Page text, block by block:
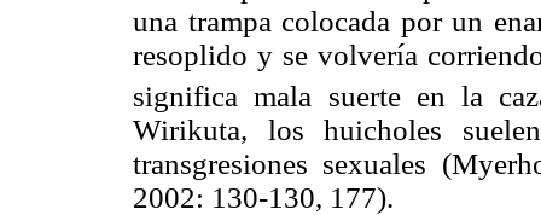
una trampa colocada por un
resoplido y se volvería
significa mala suerte en la
Wirikuta, los huicholes
transgresiones sexuales
2002: 130-130, 177).